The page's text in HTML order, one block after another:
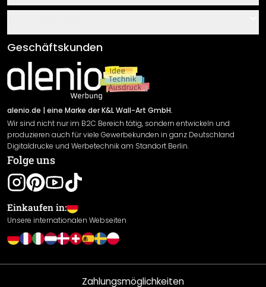
Über uns
Klebe- und Montageanleitungen
Newsletter An-/Abmeldung
Sendungsverfolgung
AGB
Impressum
Versand & Zahlung
Rücksendung
Widerrufsrecht
Datenschutzerklärung
Gewährleistung
Leistungserklärung / CE-Zeichen
Cookie Einstellungen
Geschäftskunden
alenio.de | eine Marke der K&L Wall-Art GmbH.
Wir sind nicht nur im B2C Bereich tätig, sondern entwickeln und
produzieren auch für viele Gewerbekunden in ganz Deutschland
Digitaldrucke und Werbetechnik am Standort Berlin.
Folge uns
Einkaufen in:
Unsere internationalen Webseiten
Zahlungsmöglichkeiten